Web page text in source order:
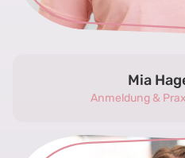
Mia
Anmeldung &